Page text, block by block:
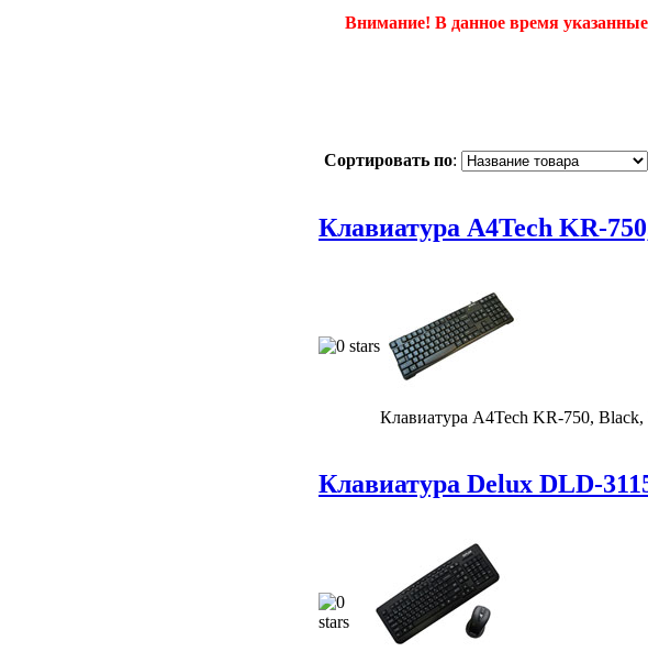
Внимание! В данное время
Сортировать по:
Клавиатура A4Tech KR-
Клавиатура A4Tech KR-750, Black,
Клавиатура Delux DLD-